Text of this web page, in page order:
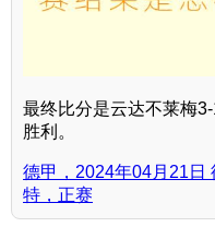
最终比分是云达不莱梅
胜利。
德甲，2024年04月21日
特，正赛